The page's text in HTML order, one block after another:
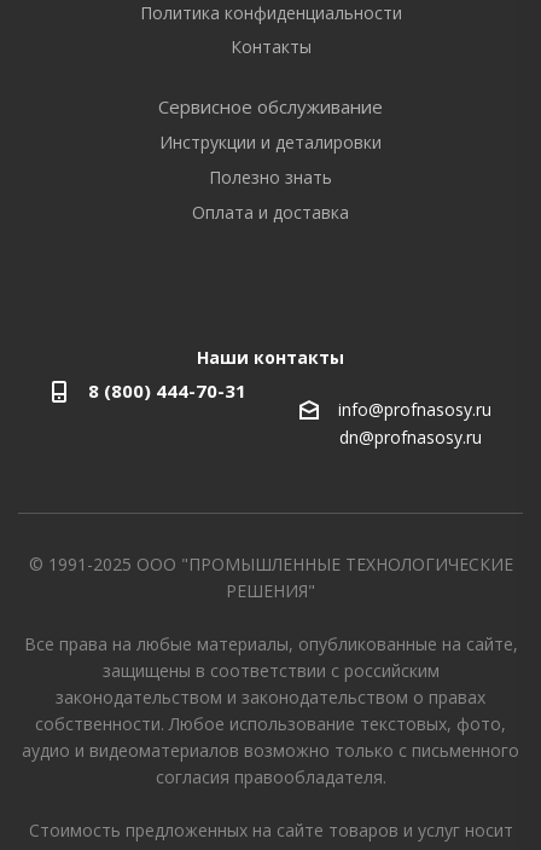
Политика конфиденциальности
Контакты
Сервисное обслуживание
Инструкции и деталировки
Полезно знать
Оплата и доставка
Наши контакты
8 (800) 444-70-31
info@profnasosy.ru
dn@profnasosy.ru
© 1991-2025 ООО "ПРОМЫШЛЕННЫЕ ТЕХНОЛОГИЧЕСКИЕ
РЕШЕНИЯ"
Все права на любые материалы, опубликованные на сайте,
защищены в соответствии с российским
законодательством и законодательством о правах
собственности. Любое использование текстовых, фото,
аудио и видеоматериалов возможно только с письменного
согласия правообладателя.
Стоимость предложенных на сайте товаров и услуг носит